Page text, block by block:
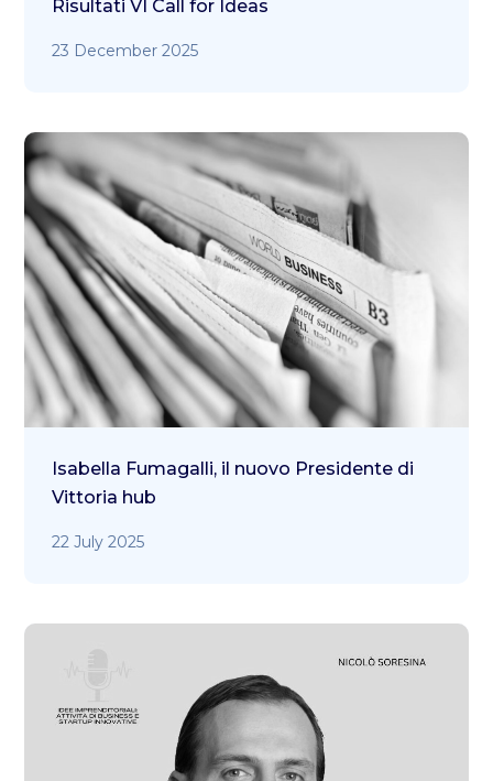
Risultati VI Call for Ideas
23 December 2025
Isabella Fumagalli, il nuovo Presidente di
Vittoria hub
22 July 2025